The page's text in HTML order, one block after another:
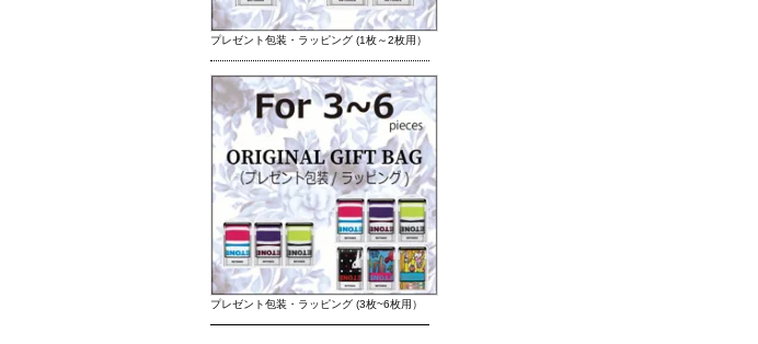
プレゼント包装・ラッピング (1枚～2枚用）
プレゼント包装・ラッピング (3枚~6枚用）